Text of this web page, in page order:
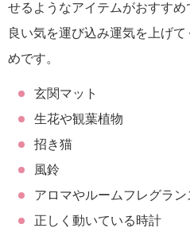
せるようなアイテムがおすすめ
良い気を運び込み運気を上げ
めです。
玄関マット
生花や観葉植物
招き猫
風鈴
アロマやルームフレグラン
正しく動いている時計